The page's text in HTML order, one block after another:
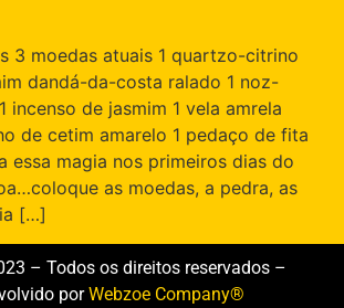
3 moedas atuais 1 quartzo-citrino
dandá-da-costa ralado 1 noz-
incenso de jasmim 1 vela amrela
de cetim amarelo 1 pedaço de fita
essa magia nos primeiros dias do
as moedas, a pedra, as
[…]
– Todos os direitos reservados –
porWebzoe Company®